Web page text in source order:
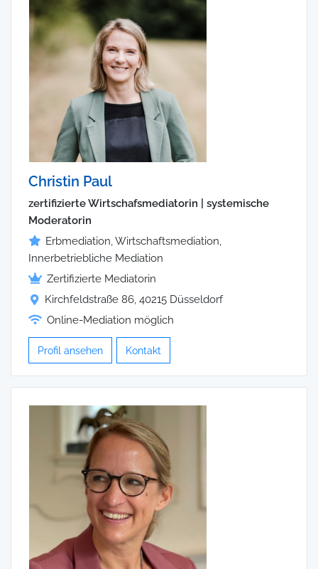
Christin Paul
zertifizierte Wirtschafsmediatorin | systemische
Moderatorin
Erbmediation, Wirtschaftsmediation,
Innerbetriebliche Mediation
Zertifizierte Mediatorin
Kirchfeldstraße 86, 40215 Düsseldorf
Online-Mediation möglich
Profil ansehen Kontakt